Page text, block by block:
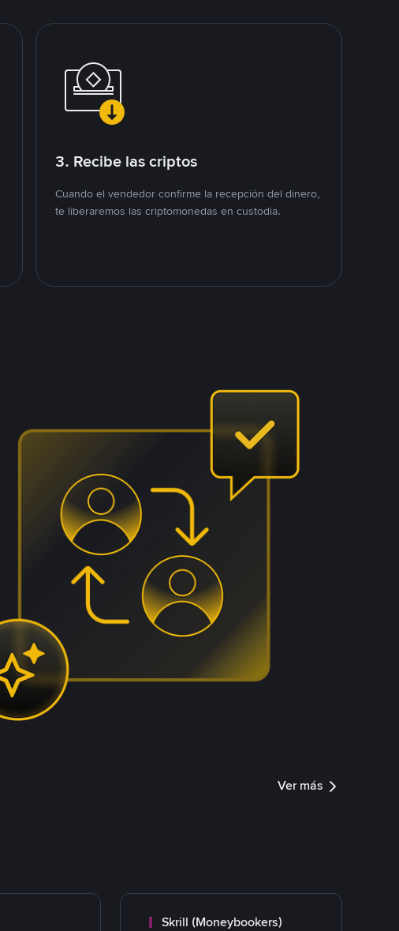
3. Recibe las criptos
Cuando el vendedor confirme la recepción del dinero,
te liberaremos las criptomonedas en custodia.
Ver más
Skrill (Moneybookers)